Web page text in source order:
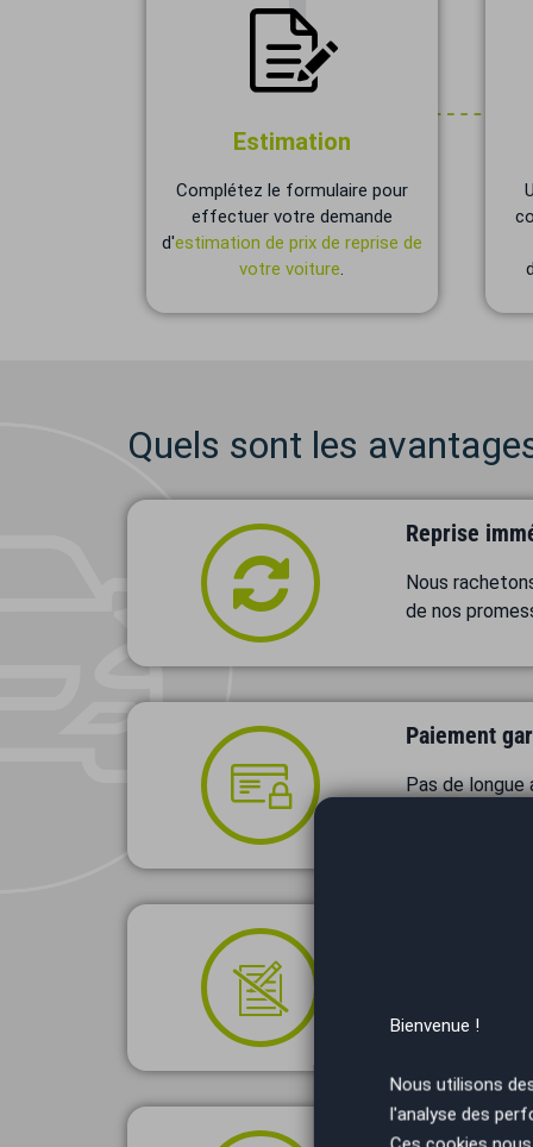
Estimation
Complétez le formulaire pour
effectuer votre demande
d'estimation de prix de reprise de
votre voiture.
Quels sont les
Reprise
Nous
de nos
Paiement
Pas de
24 h par
Avec
votre
+ 70
Bienvenue !
Nous utilisons
l'analyse des